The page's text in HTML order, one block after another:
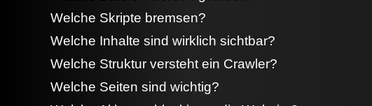
Welche Skripte bremsen?
Welche Inhalte sind wirklich sichtbar?
Welche Struktur versteht ein Crawler?
Welche Seiten sind wichtig?